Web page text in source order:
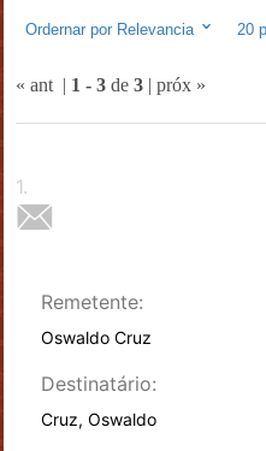
Ordernar por Relevancia 20
« ant | 1 - 3de 3| próx »
1.
Remetente:
Oswaldo Cruz
Destinatário:
Cruz, Oswaldo